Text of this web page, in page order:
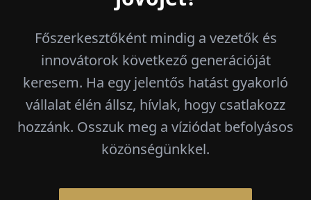
Főszerkesztőként mindig a vezetők és
innovátorok következő generációját
keresem. Ha egy jelentős hatást gyakorló
vállalat élén állsz, hívlak, hogy csatlakozz
hozzánk. Osszuk meg a víziódat befolyásos
közönségünkkel.